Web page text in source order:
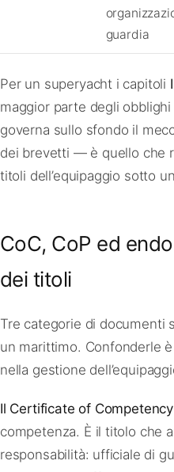
guardia
Per un superyacht i capitoli
maggior parte degli
governa sullo sfondo il
dei brevetti — è quello che
titoli dell’equipaggio sotto
CoC, CoP ed
dei titoli
Tre categorie di documenti
un marittimo. Confonderle
nella gestione
Il Certificate of
competenza. È il titolo che
responsabilità: ufficiale di